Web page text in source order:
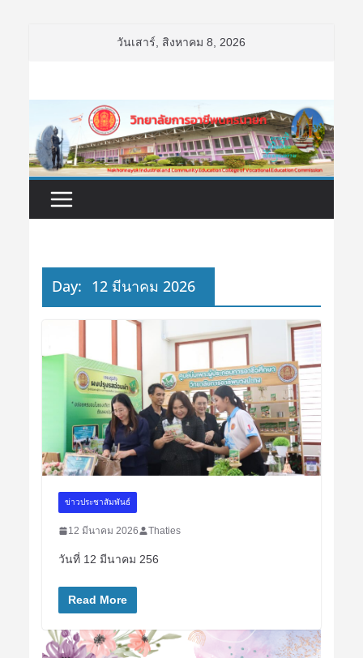
วันเสาร์, สิงหาคม 8, 2026
Day: 12 มีนาคม 2026
ข่าวประชาสัมพันธ์
12 มีนาคม 2026 Thaties
วันที่ 12 มีนาคม 256
Read More